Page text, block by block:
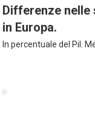
Differenze nelle
in Europa.
In percentuale del Pil.